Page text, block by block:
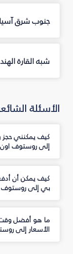
جنوب شرق آسيا
شبه القارة
الأسئلة
كيف يمكنني حجز
إلى روستوف
كيف يمكن أن
بي إلى روستوف
ما هو أفضل وقت
الأسعار إلى